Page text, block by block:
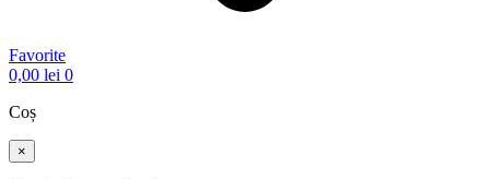
Favorite
0,00 lei 0
Coș
×